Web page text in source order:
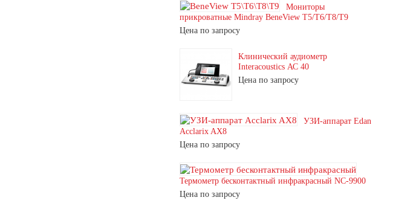
Мониторы
прикроватные Mindray BeneView T5/T6/T8/T9
Цена по запросу
Клинический аудиометр
Interacoustics АС 40
Цена по запросу
УЗИ-аппарат Edan
Acclarix AX8
Цена по запросу
Термометр бесконтактный инфракрасный NC-9900
Цена по запросу